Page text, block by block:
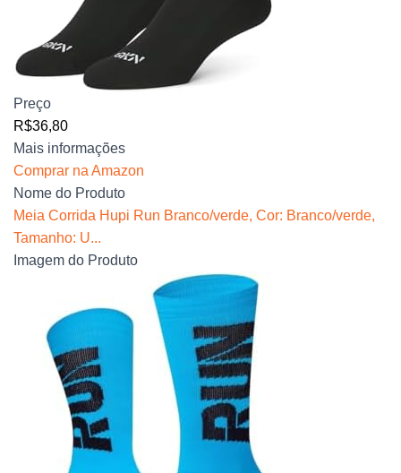
Preço
R$36,80
Mais informações
Comprar na Amazon
Nome do Produto
Meia Corrida Hupi Run Branco/verde, Cor: Branco/verde,
Tamanho: U...
Imagem do Produto